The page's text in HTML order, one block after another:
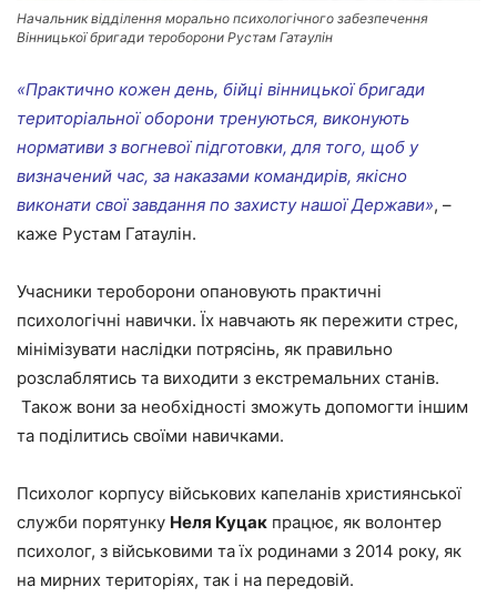
Начальник відділення морально психологічного забезпечення
Вінницької бригади тероборони Рустам Гатаулін
«Практично кожен день, бійці вінницької бригади
територіальної оборони тренуються, виконують
нормативи з вогневої підготовки, для того, щоб у
визначений час, за наказами командирів, якісно
виконати свої завдання по захисту нашої Держави», –
каже Рустам Гатаулін.
Учасники тероборони опановують практичні
психологічні навички. Їх навчають як пережити стрес,
мінімізувати наслідки потрясінь, як правильно
розслаблятись та виходити з екстремальних станів.
Також вони за необхідності зможуть допомогти іншим
та поділитись своїми навичками.
Психолог корпусу військових капеланів християнської
служби порятунку Неля Куцак працює, як волонтер
психолог, з військовими та їх родинами з 2014 року, як
на мирних територіях, так і на передовій.